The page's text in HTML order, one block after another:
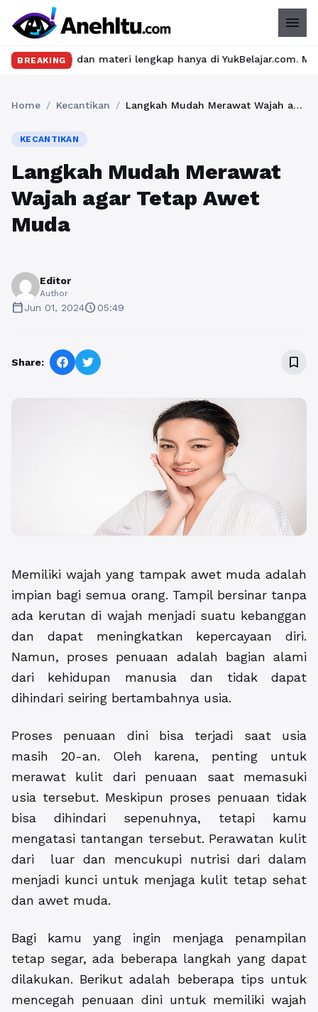
menu
BREAKING
materi lengkap hanya di YukBelajar.com. Mulai langkah
Home / Kecantikan / Langkah Mudah Merawat Wajah agar Tetap Awet Muda
KECANTIKAN
Langkah Mudah Merawat
Wajah agar Tetap Awet
Muda
Editor
Author
calendar_todayJun 01, 2024schedule05:49
Share: bookmark_border
Memiliki wajah yang tampak awet muda adalah
impian bagi semua orang. Tampil bersinar tanpa
ada kerutan di wajah menjadi suatu kebanggan
dan dapat meningkatkan kepercayaan diri.
Namun, proses penuaan adalah bagian alami
dari kehidupan manusia dan tidak dapat
dihindari seiring bertambahnya usia.
Proses penuaan dini bisa terjadi saat usia
masih 20-an. Oleh karena, penting untuk
merawat kulit dari penuaan saat memasuki
usia tersebut. Meskipun proses penuaan tidak
bisa dihindari sepenuhnya, tetapi kamu
mengatasi tantangan tersebut. Perawatan kulit
dari luar dan mencukupi nutrisi dari dalam
menjadi kunci untuk menjaga kulit tetap sehat
dan awet muda.
Bagi kamu yang ingin menjaga penampilan
tetap segar, ada beberapa langkah yang dapat
dilakukan. Berikut adalah beberapa tips untuk
mencegah penuaan dini untuk memiliki wajah